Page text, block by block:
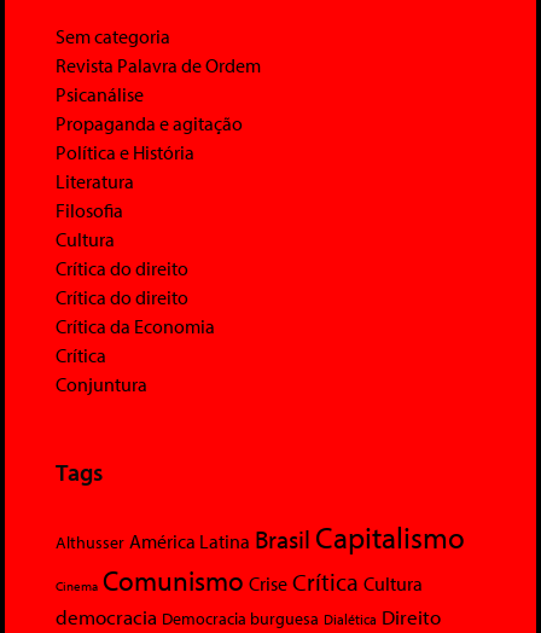
Sem categoria
Revista Palavra de Ordem
Psicanálise
Propaganda e agitação
Política e História
Literatura
Filosofia
Cultura
Crítica do direito
Crítica do direito
Crítica da Economia
Crítica
Conjuntura
Tags
Althusser América Latina Brasil Capitalismo
Cinema Comunismo Crise Crítica Cultura
democracia Democracia burguesa Dialética Direito